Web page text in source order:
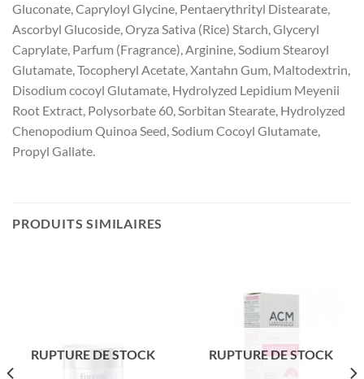
Gluconate, Capryloyl Glycine, Pentaerythrityl Distearate,
Ascorbyl Glucoside, Oryza Sativa (Rice) Starch, Glyceryl
Caprylate, Parfum (Fragrance), Arginine, Sodium Stearoyl
Glutamate, Tocopheryl Acetate, Xantahn Gum, Maltodextrin,
Disodium cocoyl Glutamate, Hydrolyzed Lepidium Meyenii
Root Extract, Polysorbate 60, Sorbitan Stearate, Hydrolyzed
Chenopodium Quinoa Seed, Sodium Cocoyl Glutamate,
Propyl Gallate.
PRODUITS SIMILAIRES
RUPTURE DE STOCK RUPTURE DE STOCK